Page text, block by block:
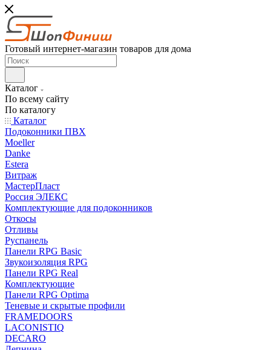
Готовый интернет-магазин товаров для дома
Каталог
По всему сайту
По каталогу
Каталог
Подоконники ПВХ
Moeller
Danke
Estera
Витраж
МастерПласт
Россия ЭЛЕКС
Комплектующие для подоконников
Откосы
Отливы
Руспанель
Панели RPG Basic
Звукоизоляция RPG
Панели RPG Real
Комплектующие
Панели RPG Optima
Теневые и скрытые профили
FRAMEDOORS
LACONISTIQ
DECARO